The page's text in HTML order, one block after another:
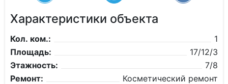
Характеристики объекта
Кол. ком.:
1
Площадь:
17/12/3
Этажность:
7/8
Ремонт:
Косметический ремонт